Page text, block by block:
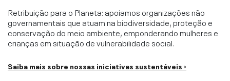
Retribuição para o Planeta: apoiamos organizações não
governamentais que atuam na biodiversidade, proteção e
conservação do meio ambiente, emponderando mulheres e
crianças em situação de vulnerabilidade social.
Saiba mais sobre nossas iniciativas sustentáveis ›